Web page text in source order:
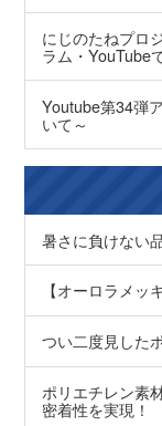
にじのたねプロ
ラム・YouTube
Youtube第34弾
いて～
暑さに負けない
【オーロラメッ
つい二度見した
ポリエチレン素
密着性を実現！